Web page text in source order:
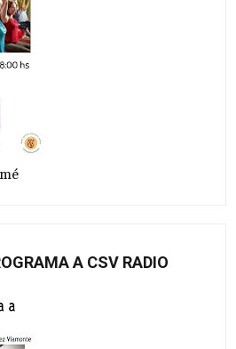
A CSV RADIO